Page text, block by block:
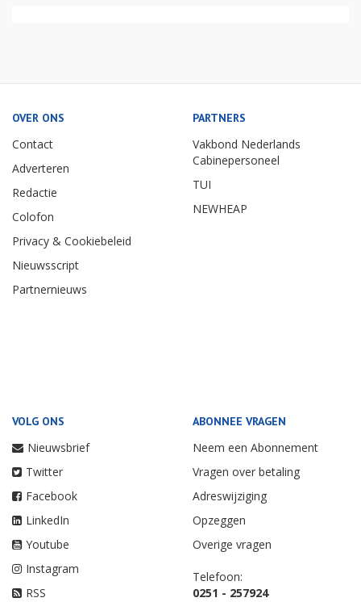
OVER ONS
Contact
Adverteren
Redactie
Colofon
Privacy & Cookiebeleid
Nieuwsscript
Partnernieuws
PARTNERS
Vakbond Nederlands
Cabinepersoneel
TUI
NEWHEAP
VOLG ONS
Nieuwsbrief
Twitter
Facebook
LinkedIn
Youtube
Instagram
RSS
ABONNEE VRAGEN
Neem een Abonnement
Vragen over betaling
Adreswijziging
Opzeggen
Overige vragen
Telefoon:
0251 - 257924